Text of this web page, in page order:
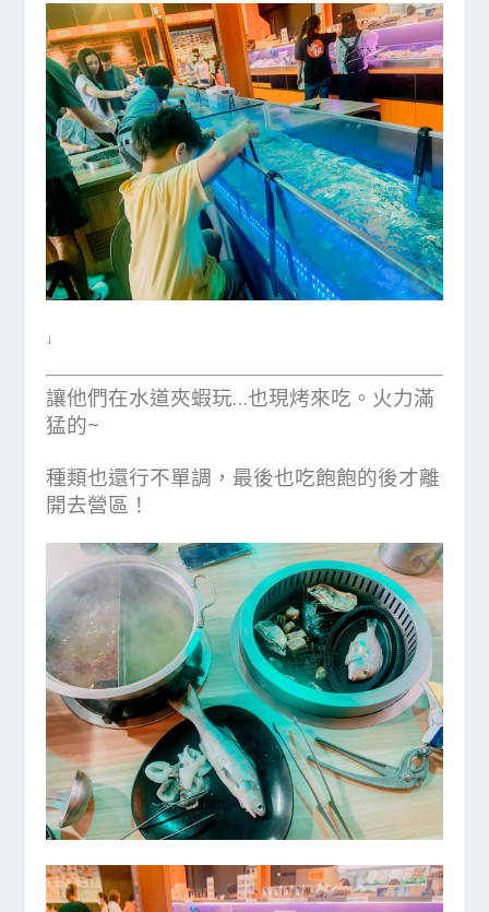
↓
讓他們在水道夾蝦玩…也現烤來吃。火力滿
猛的~
種類也還行不單調，最後也吃飽飽的後才離
開去營區！